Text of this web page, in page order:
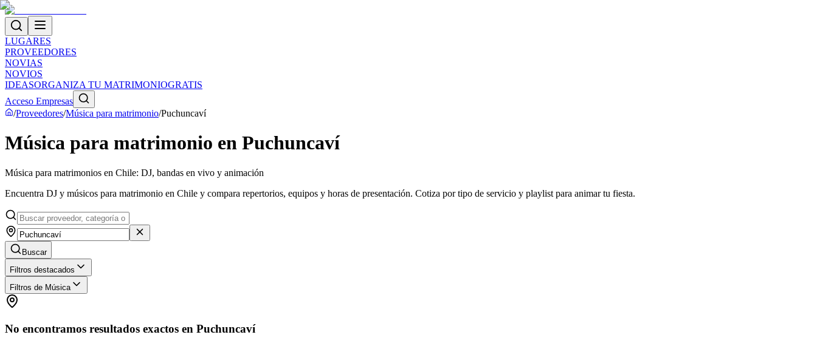
LUGARES
PROVEEDORES
NOVIAS
NOVIOS
IDEASORGANIZA TU MATRIMONIOGRATIS
Acceso Empresas
/Proveedores/Música para matrimonio/Puchuncaví
Música para matrimonio en Puchuncaví
Música para matrimonios en Chile: DJ, bandas en vivo y animación
Encuentra DJ y músicos para matrimonio en Chile y compara repertorios, equipos y horas de presentación. Cotiza por tipo de servicio y playlist para animar tu fiesta.
Buscar
Filtros destacados
Filtros de Música
No encontramos resultados exactos en Puchuncaví